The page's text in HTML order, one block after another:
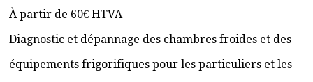
À partir de 60€ HTVA
Diagnostic et dépannage des chambres froides et des
équipements frigorifiques pour les particuliers et les